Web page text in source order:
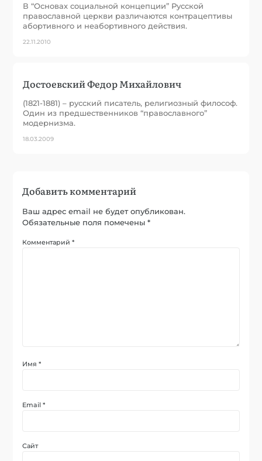
В “Основах социальной концепции” Русской
православной церкви различаются контрацептивы
абортивного и неабортивного действия.
22.11.2010
Достоевский Федор Михайлович
(1821-1881) – русский писатель, религиозный философ.
Один из предшественников “православного”
модернизма.
18.03.2009
Добавить комментарий
Ваш адрес email не будет опубликован.
Обязательные поля помечены*
Комментарий*
Имя*
Email*
Сайт